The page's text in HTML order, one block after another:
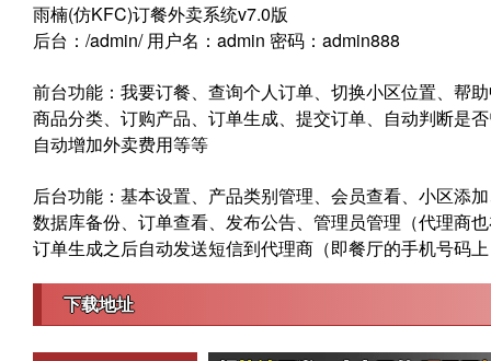
雨楠(仿KFC)订餐外卖系统v7.0版
后台：/admin/ 用户名：admin 密码：admin888
前台功能：我要订餐、查询个人订单、切换小区位置、帮
商品分类、订购产品、订单生成、提交订单、自动判断是
自动增加外卖费用等等
后台功能：基本设置、产品类别管理、会员查看、小区添
数据库备份、订单查看、发布公告、管理员管理（代理商
订单生成之后自动发送短信到代理商（即餐厅的手机号码
下载地址